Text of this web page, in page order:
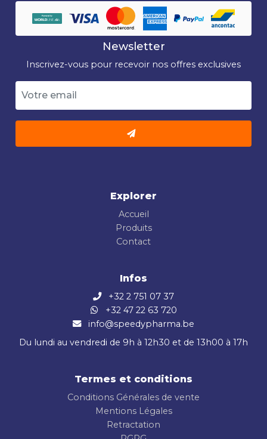
Newsletter
Inscrivez-vous pour recevoir nos offres exclusives
Explorer
Accueil
Produits
Contact
Infos
+32 2 751 07 37
+32 47 22 63 720
info@speedypharma.be
Du lundi au vendredi de 9h à 12h30 et de 13h00 à 17h
Termes et conditions
Conditions Générales de vente
Mentions Légales
Retractation